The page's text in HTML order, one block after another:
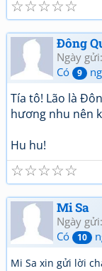
☆
☆
☆
☆
☆
Đông
Ngày
Có
9
Tía tô! Lão là
hương nhu nên
Hu hu!
☆
☆
☆
☆
☆
Mi Sa
Ngày
Có
10
Mi Sa xin gửi lời